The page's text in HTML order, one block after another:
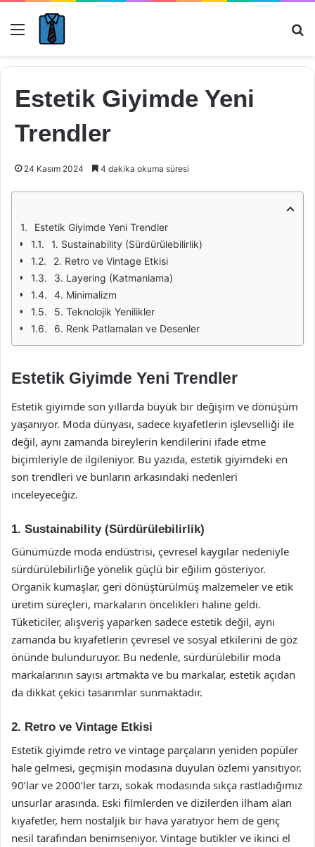
Menü
Estetik Giyimde Yeni
Trendler
24 Kasım 2024 4 dakika okuma süresi
Estetik Giyimde Yeni Trendler
1. Sustainability (Sürdürülebilirlik)
2. Retro ve Vintage Etkisi
3. Layering (Katmanlama)
4. Minimalizm
5. Teknolojik Yenilikler
6. Renk Patlamaları ve Desenler
Estetik Giyimde Yeni Trendler
Estetik giyimde son yıllarda büyük bir değişim ve dönüşüm
yaşanıyor. Moda dünyası, sadece kıyafetlerin işlevselliği ile
değil, aynı zamanda bireylerin kendilerini ifade etme
biçimleriyle de ilgileniyor. Bu yazıda, estetik giyimdeki en
son trendleri ve bunların arkasındaki nedenleri
inceleyeceğiz.
1. Sustainability (Sürdürülebilirlik)
Günümüzde moda endüstrisi, çevresel kaygılar nedeniyle
sürdürülebilirliğe yönelik güçlü bir eğilim gösteriyor.
Organik kumaşlar, geri dönüştürülmüş malzemeler ve etik
üretim süreçleri, markaların öncelikleri haline geldi.
Tüketiciler, alışveriş yaparken sadece estetik değil, aynı
zamanda bu kıyafetlerin çevresel ve sosyal etkilerini de göz
önünde bulunduruyor. Bu nedenle, sürdürülebilir moda
markalarının sayısı artmakta ve bu markalar, estetik açıdan
da dikkat çekici tasarımlar sunmaktadır.
2. Retro ve Vintage Etkisi
Estetik giyimde retro ve vintage parçaların yeniden popüler
hale gelmesi, geçmişin modasına duyulan özlemi yansıtıyor.
90’lar ve 2000’ler tarzı, sokak modasında sıkça rastladığımız
unsurlar arasında. Eski filmlerden ve dizilerden ilham alan
kıyafetler, hem nostaljik bir hava yaratıyor hem de genç
nesil tarafından benimseniyor. Vintage butikler ve ikinci el